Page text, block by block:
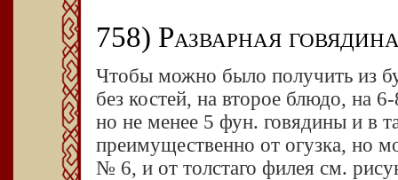
758) Разварная
Чтобы можно было получить из
без костей, на второе блюдо, на
но не менее 5 фун. говядины и в
преимущественно от огузка, но
№ 6, и от толстаго филея см.